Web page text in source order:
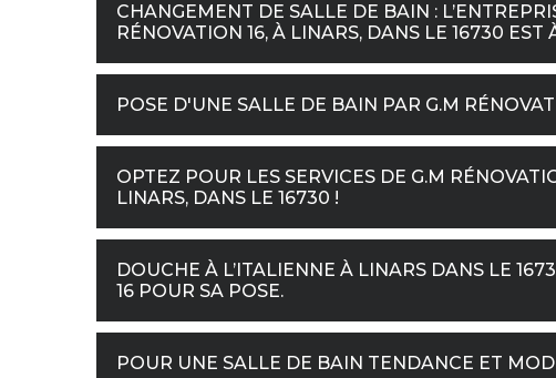
CHANGEMENT DE SALLE DE BAIN :
RÉNOVATION 16, À LINARS, DANS LE 16730 EST
POSE D'UNE SALLE DE BAIN PAR G.M
OPTEZ POUR LES SERVICES DE G.M
LINARS, DANS LE 16730 !
DOUCHE À L’ITALIENNE À LINARS DANS LE
16 POUR SA POSE.
POUR UNE SALLE DE BAIN TENDANCE ET